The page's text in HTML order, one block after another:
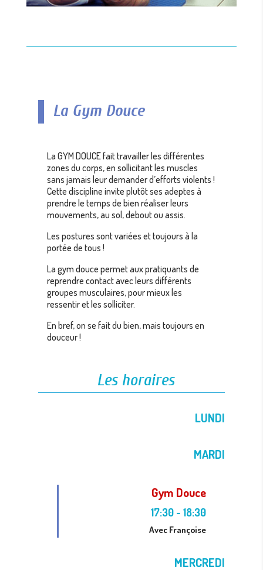
La Gym Douce
La GYM DOUCE fait travailler les différentes
zones du corps, en sollicitant les muscles
sans jamais leur demander d’efforts violents !
Cette discipline invite plutôt ses adeptes à
prendre le temps de bien réaliser leurs
mouvements, au sol, debout ou assis.
Les postures sont variées et toujours à la
portée de tous !
La gym douce permet aux pratiquants de
reprendre contact avec leurs différents
groupes musculaires, pour mieux les
ressentir et les solliciter.
En bref, on se fait du bien, mais toujours en
douceur !
Les horaires
LUNDI
MARDI
Gym Douce
17:30 -18:30
Avec Françoise
MERCREDI